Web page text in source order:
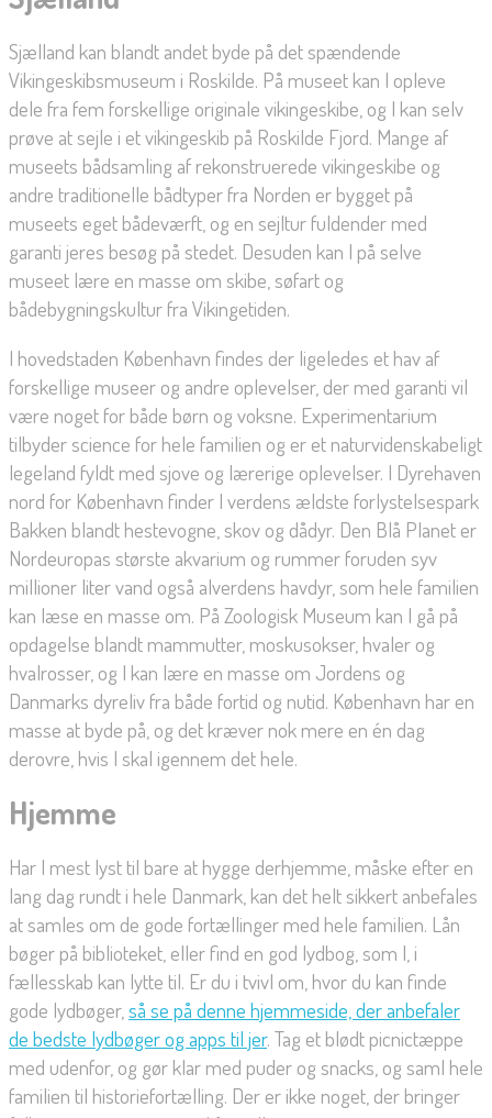
Sjælland kan blandt andet byde på det spændende
Vikingeskibsmuseum i Roskilde. På museet kan I opleve
dele fra fem forskellige originale vikingeskibe, og I kan selv
prøve at sejle i et vikingeskib på Roskilde Fjord. Mange af
museets bådsamling af rekonstruerede vikingeskibe og
andre traditionelle bådtyper fra Norden er bygget på
museets eget bådeværft, og en sejltur fuldender med
garanti jeres besøg på stedet. Desuden kan I på selve
museet lære en masse om skibe, søfart og
bådebygningskultur fra Vikingetiden.
I hovedstaden København findes der ligeledes et hav af
forskellige museer og andre oplevelser, der med garanti vil
være noget for både børn og voksne. Experimentarium
tilbyder science for hele familien og er et naturvidenskabeligt
legeland fyldt med sjove og lærerige oplevelser. I Dyrehaven
nord for København finder I verdens ældste forlystelsespark
Bakken blandt hestevogne, skov og dådyr. Den Blå Planet er
Nordeuropas største akvarium og rummer foruden syv
millioner liter vand også alverdens havdyr, som hele familien
kan læse en masse om. På Zoologisk Museum kan I gå på
opdagelse blandt mammutter, moskusokser, hvaler og
hvalrosser, og I kan lære en masse om Jordens og
Danmarks dyreliv fra både fortid og nutid. København har en
masse at byde på, og det kræver nok mere en én dag
derovre, hvis I skal igennem det hele.
Hjemme
Har I mest lyst til bare at hygge derhjemme, måske efter en
lang dag rundt i hele Danmark, kan det helt sikkert anbefales
at samles om de gode fortællinger med hele familien. Lån
bøger på biblioteket, eller find en god lydbog, som I, i
fællesskab kan lytte til. Er du i tvivl om, hvor du kan finde
gode lydbøger, så se på denne hjemmeside, der anbefaler
de bedste lydbøger og apps til jer. Tag et blødt picnictæppe
med udenfor, og gør klar med puder og snacks, og saml hele
familien til historiefortælling. Der er ikke noget, der bringer